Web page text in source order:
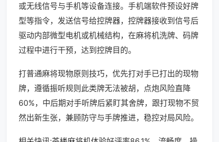
或无线信号与手机等设备连接。手机端软件预设好牌
型等指令，发送信号给控牌器，控牌器接收到信号后
驱动内部微型电机或机械结构，在麻将机洗牌、码牌
过程中进行干预，达到控牌目的。
打普通麻将现物原则技巧，优先打对手已打出的现物
牌，遵循振听规则此类牌无法被胡，点炮风险直降
60%，中后期对手听牌后紧盯其舍牌，跟打现物不贸
然出新生张，兼顾防守与手牌推进，稳控对局风险。